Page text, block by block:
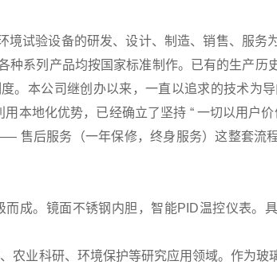
试验设备的研发、设计、制造、销售、服务
系列产品均按国家标准制作。已有的生产历
。本公司继创办以来，一直以追求的技术为
本地化优势，已经确立了坚持 “ 一切以用户
服务（一年保修，终身服务）这整套流程
成。镜面不锈钢内胆，智能PID温控仪表。
农业科研、环境保护等研究应用领域。作为玻